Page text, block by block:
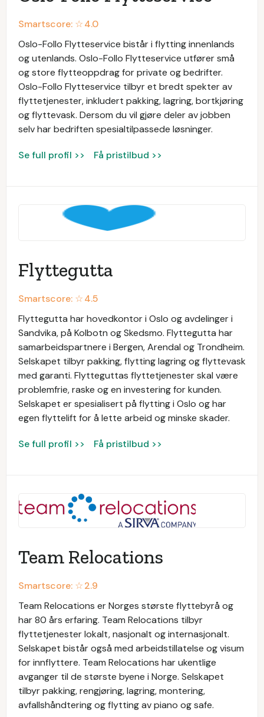
Smartscore: ☆4.0
Oslo-Follo Flytteservice bistår i flytting innenlands
og utenlands. Oslo-Follo Flytteservice utfører små
og store flytteoppdrag for private og bedrifter.
Oslo-Follo Flytteservice tilbyr et bredt spekter av
flyttetjenester, inkludert pakking, lagring, bortkjøring
og flyttevask. Dersom du vil gjøre deler av jobben
selv har bedriften spesialtilpassede løsninger.
Se full profil >> Få pristilbud >>
Flyttegutta
Smartscore: ☆4.5
Flyttegutta har hovedkontor i Oslo og avdelinger i
Sandvika, på Kolbotn og Skedsmo. Flyttegutta har
samarbeidspartnere i Bergen, Arendal og Trondheim.
Selskapet tilbyr pakking, flytting lagring og flyttevask
med garanti. Flytteguttas flyttetjenester skal være
problemfrie, raske og en investering for kunden.
Selskapet er spesialisert på flytting i Oslo og har
egen flyttelift for å lette arbeid og minske skader.
Se full profil >> Få pristilbud >>
Team Relocations
Smartscore: ☆2.9
Team Relocations er Norges største flyttebyrå og
har 80 års erfaring. Team Relocations tilbyr
flyttetjenester lokalt, nasjonalt og internasjonalt.
Selskapet bistår også med arbeidstillatelse og visum
for innflyttere. Team Relocations har ukentlige
avganger til de største byene i Norge. Selskapet
tilbyr pakking, rengjøring, lagring, montering,
avfallshåndtering og flytting av piano og safe.